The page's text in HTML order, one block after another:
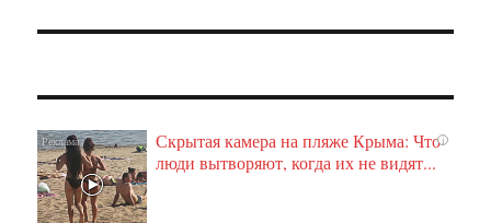
i
Скрытая камера на пляже Крыма: Что
люди вытворяют, когда их не видят...